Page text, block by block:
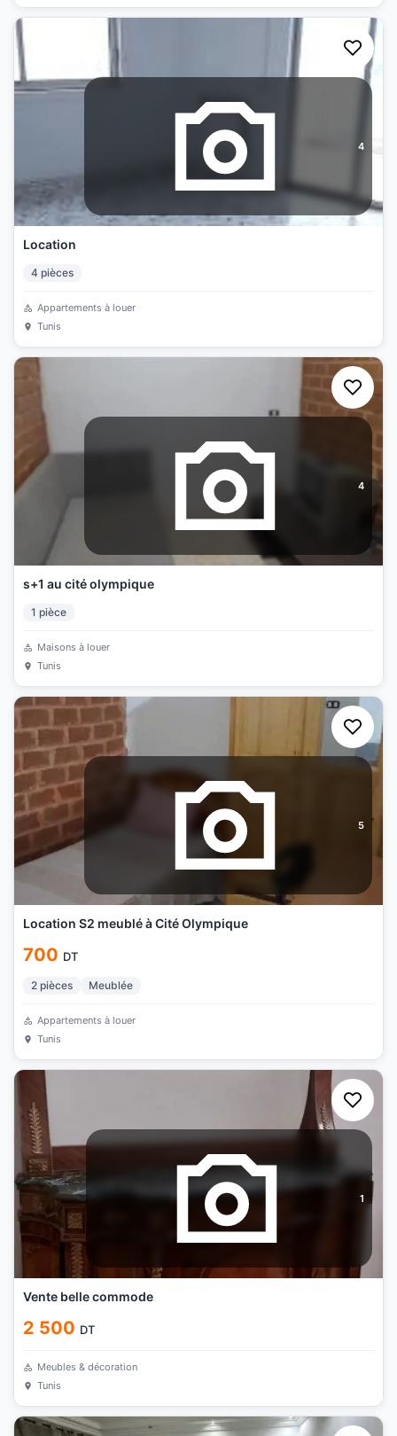
4
Location
4 pièces
Appartements à louer
Tunis
4
s+1 au cité olympique
1 pièce
Maisons à louer
Tunis
5
Location S2 meublé à Cité Olympique
700 DT
2 pièces Meublée
Appartements à louer
Tunis
1
Vente belle commode
2 500 DT
Meubles & décoration
Tunis